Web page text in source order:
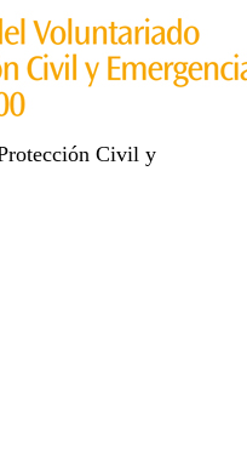
Civil y